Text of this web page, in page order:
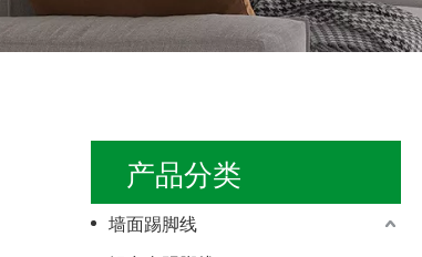
产品分类
墙面踢脚线